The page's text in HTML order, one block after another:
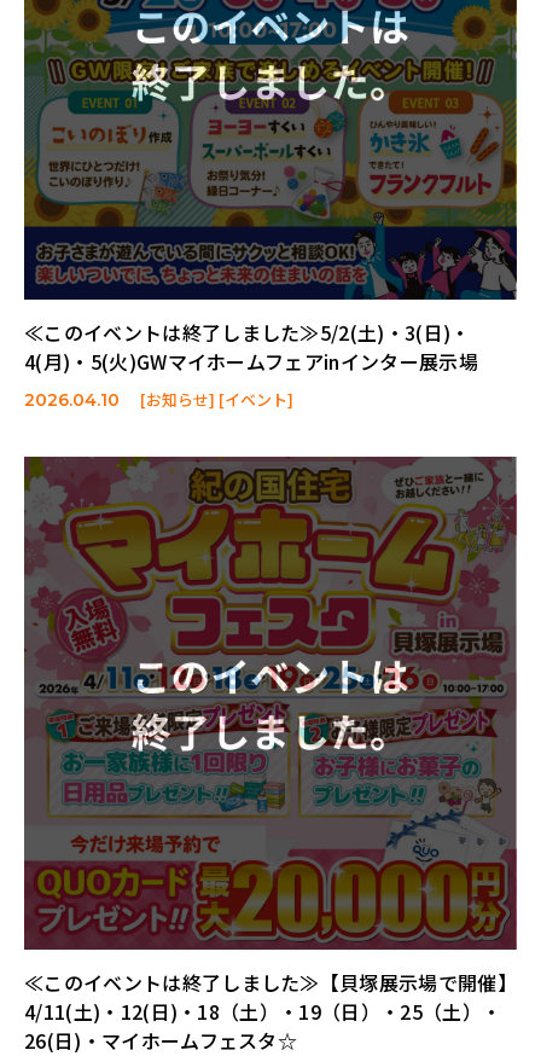
≪このイベントは終了しました≫5/2(土)・3(日)・
4(月)・5(火)GWマイホームフェアinインター展示場
2026.04.10 [お知らせ] [イベント]
≪このイベントは終了しました≫【貝塚展示場で開催】
4/11(土)・12(日)・18（土）・19（日）・25（土）・
26(日)・マイホームフェスタ☆